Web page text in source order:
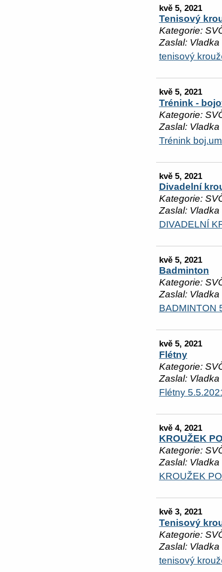
kvě 5, 2021
Tenisový
Kategorie:
Zaslal: Vladka
tenisový
kvě 5, 2021
Trénink -
Kategorie:
Zaslal: Vladka
Trénink
kvě 5, 2021
Divadelní
Kategorie:
Zaslal: Vladka
DIVADELNÍ
kvě 5, 2021
Badminton
Kategorie:
Zaslal: Vladka
BADMINTON
kvě 5, 2021
Flétny
Kategorie:
Zaslal: Vladka
Flétny
kvě 4, 2021
KROUŽEK
Kategorie:
Zaslal: Vladka
KROUŽEK
kvě 3, 2021
Tenisový
Kategorie:
Zaslal: Vladka
tenisový